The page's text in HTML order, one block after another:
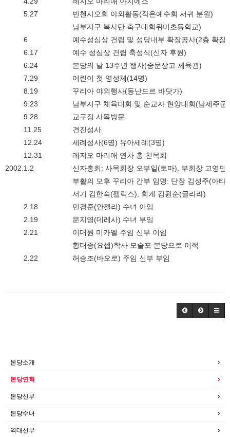
5.27
빈첸시오회 야외활동(작은예수회 서귀 분원)
남부지구 복사단 축구대회위미초등학교)
6
예수성심상 건립 및 성당내부 확장공사(2층 확장)
6.17
예수 성심상 건립 축성식(신자 후원)
6.24
본당의 날 13주년 행사(중문상고 체육관)
7.29
어린이 첫 영성체(14명)
8.19
꾸리아 야외행사(동난드르 바닷가)
9.23
남부지구 체육대회 및 순교자 현양대회(남제주군
9.28
교구장 사목방문
11.25
견진성사
12.24
세례성사(6명) 유아세례(3명)
12.31
레지오 마리애 연차 총 친목회
2002. 1.2
신자총회: 사목회장 오부일(토마), 부회장 고영민
부활의 모후 꾸리아 간부 임명: 단장 김성주(아
서기 김한숙(펠릭스), 회계 김원순(글라라)
2.18
민경준(안젤라) 수녀 이임
2.19
문지영(데레사) 수녀 부임
2.21
이대원 미카엘 주임 신부 이임
황태종(요셉)학사 모슬포 본당으로 이적
2.22
허승조(바오로) 주임 신부 부임
본당소개
본당연혁
본당신부
본당수녀
역대신부